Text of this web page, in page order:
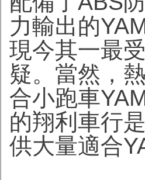
力輸出的
現今其一最
疑。當然，
合小跑車
的翔利車行
供大量適合